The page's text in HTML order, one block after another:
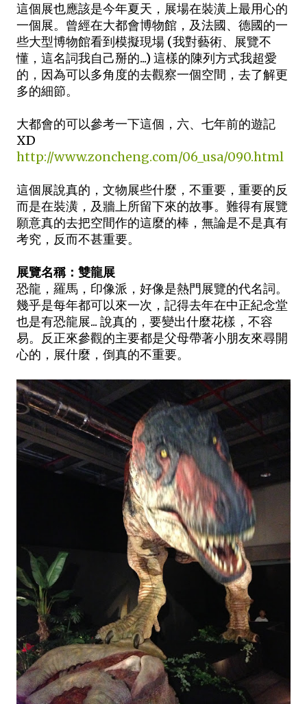
這個展也應該是今年夏天，展場在裝潢上最用心的
一個展。曾經在大都會博物館，及法國、德國的一
些大型博物館看到模擬現場 (我對藝術、展覽不
懂，這名詞我自己掰的...) 這樣的陳列方式我超愛
的，因為可以多角度的去觀察一個空間，去了解更
多的細節。
大都會的可以參考一下這個，六、七年前的遊記
XD
http://www.zoncheng.com/06_usa/090.html
這個展說真的，文物展些什麼，不重要，重要的反
而是在裝潢，及牆上所留下來的故事。難得有展覽
願意真的去把空間作的這麼的棒，無論是不是真有
考究，反而不甚重要。
展覽名稱：雙龍展
恐龍，羅馬，印像派，好像是熱門展覽的代名詞。
幾乎是每年都可以來一次，記得去年在中正紀念堂
也是有恐龍展... 說真的，要變出什麼花樣，不容
易。反正來參觀的主要都是父母帶著小朋友來尋開
心的，展什麼，倒真的不重要。